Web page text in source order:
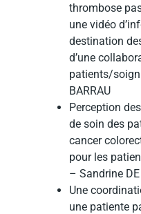
thrombose
une vidéo
destination
d’une
patients/
BARRAU
Perception
de soin des
cancer
pour les
– Sandrine
Une
une patiente